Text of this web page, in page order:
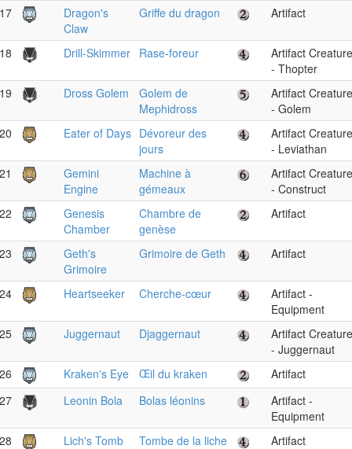
Dragon's
Claw
Griffe du dragon Artifact
Drill-Skimmer Rase-foreur
Artifact Creature
- Thopter
Dross Golem
Golem de
Mephidross
Artifact Creature
- Golem
Eater of Days Dévoreur des
jours
Artifact Creature
- Leviathan
Gemini
Engine
Machine à
gémeaux
Artifact Creature
- Construct
Genesis
Chamber
Chambre de
genèse
Artifact
Geth's
Grimoire
Grimoire de Geth Artifact
Heartseeker Cherche-cœur
Artifact -
Equipment
Juggernaut Djaggernaut
Artifact Creature
- Juggernaut
Kraken's Eye Œil du kraken
Artifact
Leonin Bola Bolas léonins
Artifact -
Equipment
Lich's Tomb Tombe de la liche
Artifact